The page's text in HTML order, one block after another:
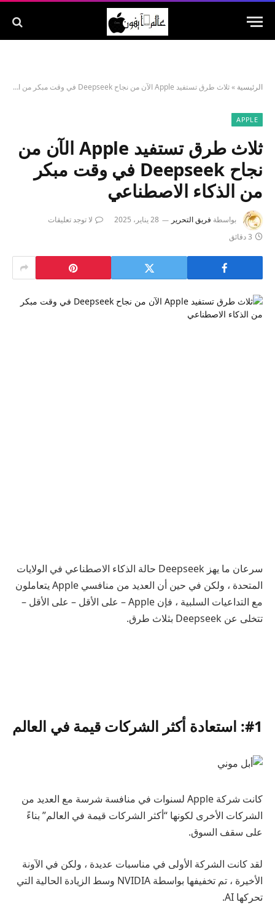
الرئيسية »ثلاث طرق تستفيد Apple الآن من نجاح Deepseek في وقت مبكر من الذكاء الاصطناعي
APPLE
ثلاث طرق تستفيد Apple الآن من
نجاح Deepseek في وقت مبكر
من الذكاء الاصطناعي
بواسطة فريق التحرير 28 يناير، 2025
لا توجد تعليقات
3 دقائق
سرعان ما يهز Deepseek حالة الذكاء الاصطناعي في الولايات
المتحدة ، ولكن في حين أن العديد من منافسي Apple يتعاملون
مع التداعيات السلبية ، فإن Apple – على الأقل – على الأقل –
تتخلى عن Deepseek بثلاث طرق.
#1: استعادة أكثر الشركات قيمة في العالم
كانت شركة Apple لسنوات في منافسة شرسة مع العديد من
الشركات الأخرى لكونها “أكثر الشركات قيمة في العالم” بناءً
على سقف السوق.
لقد كانت الشركة الأولى في مناسبات عديدة ، ولكن في الآونة
الأخيرة ، تم تخفيفها بواسطة NVIDIA وسط الزيادة الحالية التي
تحركها AI.